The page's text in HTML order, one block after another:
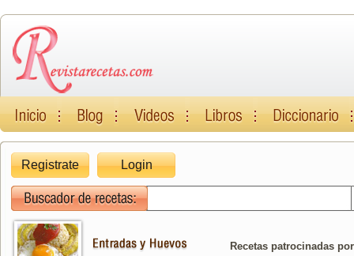
Registrate Login
Recetas patrocinadas